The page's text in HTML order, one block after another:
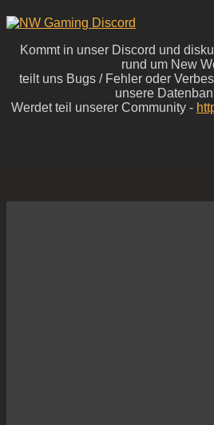
Kommt in unser Discord und
rund um New
teilt uns Bugs / Fehler oder
unsere
Werdet teil unserer Community -